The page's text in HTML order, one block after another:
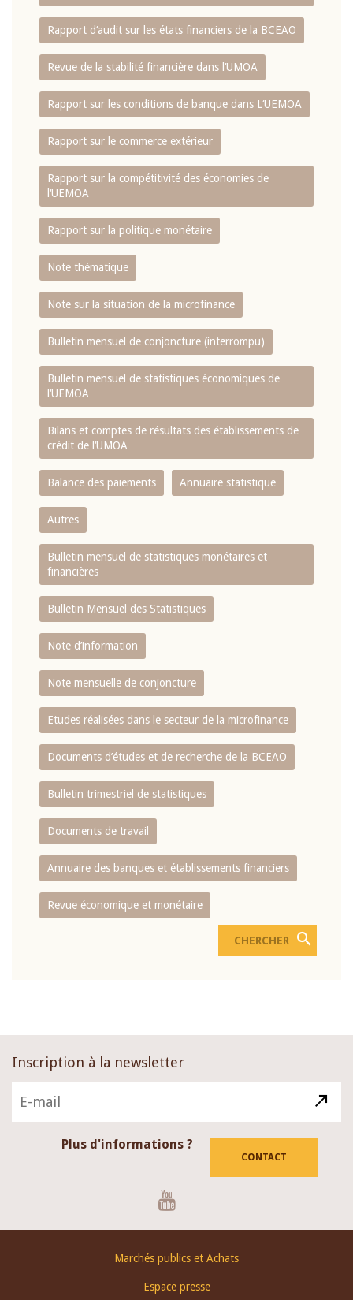
Rapport d‘audit sur les états financiers de la BCEAO
Revue de la stabilité financière dans l‘UMOA
Rapport sur les conditions de banque dans L‘UEMOA
Rapport sur le commerce extérieur
Rapport sur la compétitivité des économies de
l‘UEMOA
Rapport sur la politique monétaire
Note thématique
Note sur la situation de la microfinance
Bulletin mensuel de conjoncture (interrompu)
Bulletin mensuel de statistiques économiques de
l‘UEMOA
Bilans et comptes de résultats des établissements de
crédit de l‘UMOA
Balance des paiements Annuaire statistique
Autres
Bulletin mensuel de statistiques monétaires et
financières
Bulletin Mensuel des Statistiques
Note d’information
Note mensuelle de conjoncture
Etudes réalisées dans le secteur de la microfinance
Documents d’études et de recherche de la BCEAO
Bulletin trimestriel de statistiques
Documents de travail
Annuaire des banques et établissements financiers
Revue économique et monétaire
Inscription à la newsletter
Plus d'informations ?
CONTACT
Marchés publics et Achats
Espace presse